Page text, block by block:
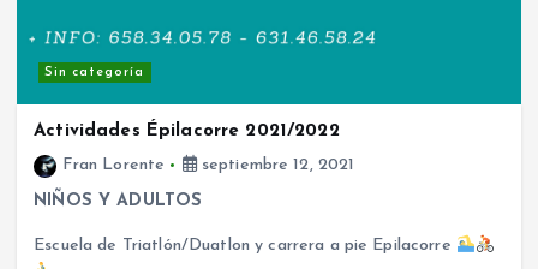
Sin categoría
Actividades Épilacorre 2021/2022
Fran Lorente
septiembre 12, 2021
NIÑOS Y ADULTOS
Escuela de Triatlón/Duatlon y carrera a pie Epilacorre